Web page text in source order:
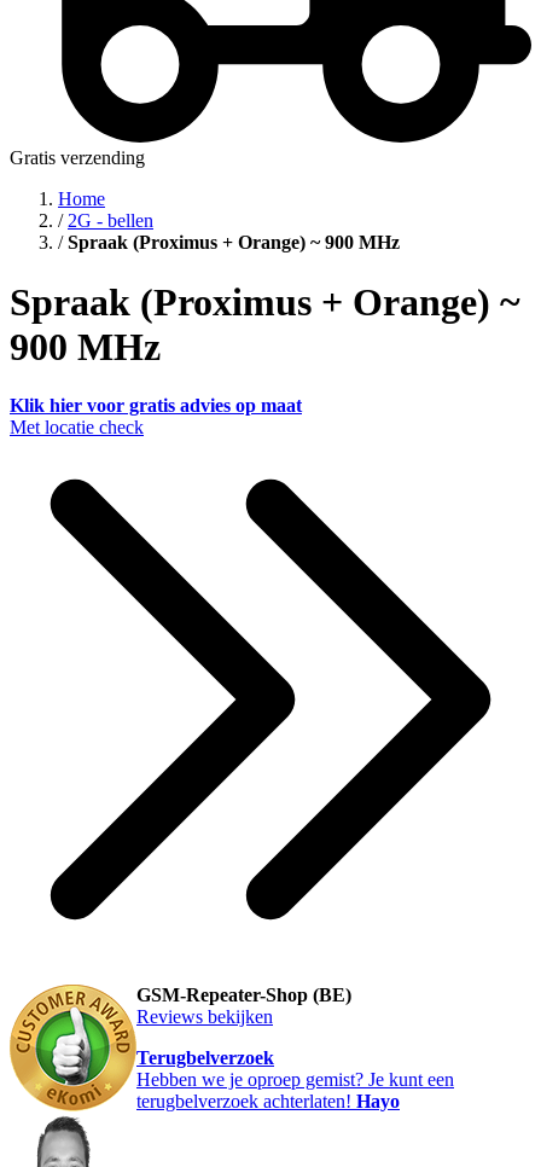
Gratis verzending
Home
/ 2G - bellen
/Spraak (Proximus + Orange) ~ 900 MHz
Spraak (Proximus + Orange) ~
900 MHz
Klik hier voor gratis advies op maat
Met locatie check
GSM-Repeater-Shop (BE)
Reviews bekijken
Terugbelverzoek
Hebben we je oproep gemist? Je kunt een
terugbelverzoek achterlaten! Hayo